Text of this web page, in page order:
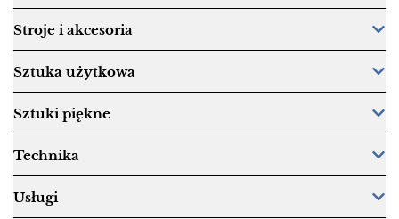
Stroje i akcesoria
Sztuka użytkowa
Sztuki piękne
Technika
Usługi